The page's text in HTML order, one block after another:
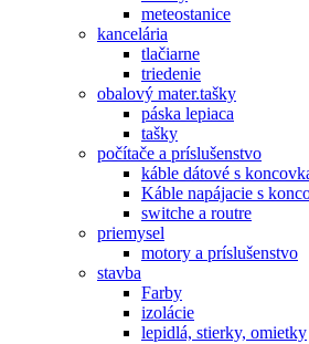
meteostanice
kancelária
tlačiarne
triedenie
obalový mater.tašky
páska lepiaca
tašky
počítače a príslušenstvo
káble dátové s
Káble napájacie s
switche a routre
priemysel
motory a príslušenstvo
stavba
Farby
izolácie
lepidlá, stierky, omietky